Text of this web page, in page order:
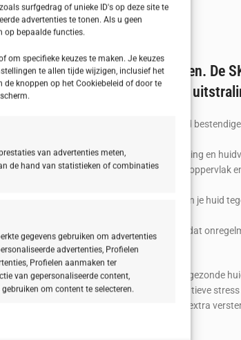
surfgedrag of unieke ID's op deze site te
advertenties te tonen. Als u geen
op bepaalde functies.
om specifieke keuzes te maken. Je keuzes
te allen tijde wijzigen, inclusief het
knoppen op het Cookiebeleid of door te
van advertenties meten,
de hand van statistieken of combinaties
gegevens gebruiken om advertenties
advertenties, Profielen
Profielen aanmaken ter
van gepersonaliseerde content,
om content te selecteren.
vaak vermoeid en vaal uitzien. De
huidgevoel, voor meer
te ondersteunen en je huid
van je huid, om de celstofwisseling en
de natuurlijke afschilfering van het huidoppervlak
van digitaal, blauw licht. Ze beschermen je huid
gesteente een soft-focus-effect, dat
en de basisvoorwaarden voor een gezonde
beschermt het extract je huid tegen oxidatieve
dat je huidbeschermingsbarrière extra